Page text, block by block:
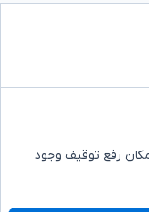
رفع توقیف وجود